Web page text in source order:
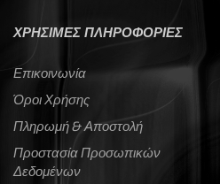
ΧΡΗΣΙΜΕΣ ΠΛΗΡΟΦΟΡΙΕΣ
Επικοινωνία
Όροι Χρήσης
Πληρωμή & Αποστολή
Προστασία Προσωπικών
Δεδομένων